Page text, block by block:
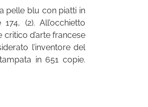
pelle blu con piatti in
(2). All’occhietto
d’arte francese
l’inventore del
in 651 copie.